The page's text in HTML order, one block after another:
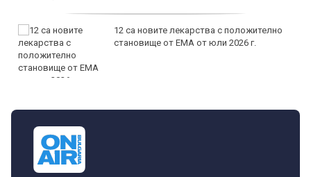
12 са новите лекарства с положително
становище от ЕМА от юли 2026 г.